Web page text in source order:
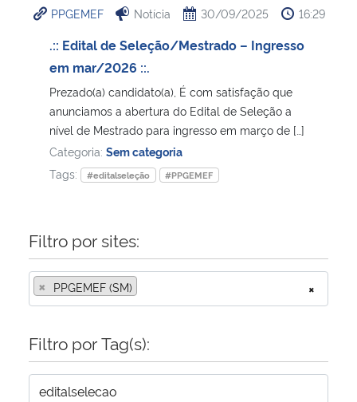
Ministério da Cidadania
Ministério de Minas e Energia
Ministério da Ciência, Tecnologia, Inovações e Comunicações
Ministério do Meio Ambiente
Controladoria-Geral da União
Ministério da Mulher, da Família e dos Direitos Humanos
Secretaria-Geral
PPGEMEF Notícia 30/09/2025 16:29
.:: Edital de Seleção/Mestrado – Ingresso
em mar/2026 ::.
Prezado(a) candidato(a), É com satisfação que
anunciamos a abertura do Edital de Seleção a
nível de Mestrado para ingresso em março de […]
Categoria: Sem categoria
Tags:
#editalseleção #PPGEMEF
Filtro por sites:
×
× PPGEMEF (SM)
Filtro por Tag(s):